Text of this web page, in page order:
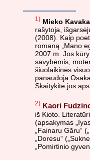
1) Mieko
rašytoja,
(2008). Kaip
romaną „Mano
2007 m. Jos
savybėmis,
šiuolaikinės
panaudoja
Skaitykite jos
2) Kaori
iš Kioto.
(apsakymas
„Fainaru Gāru“
„Doresu“
„Pomirtinio